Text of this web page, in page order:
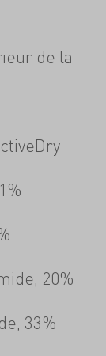
de la
20%
33%